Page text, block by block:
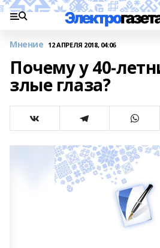
Мнение 12 АПРЕЛЯ 2018, 04:06
Почему у 40-
злые глаза?